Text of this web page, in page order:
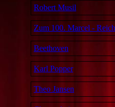
Robert Musil
Zum 100. Marcel -
Beethoven
Karl Popper
Theo Jansen